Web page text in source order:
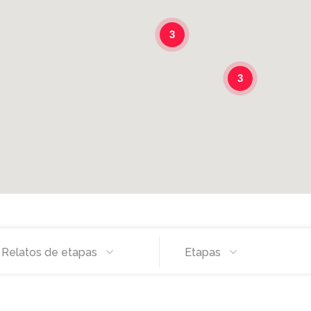
3
3
Relatos de etapas Etapas